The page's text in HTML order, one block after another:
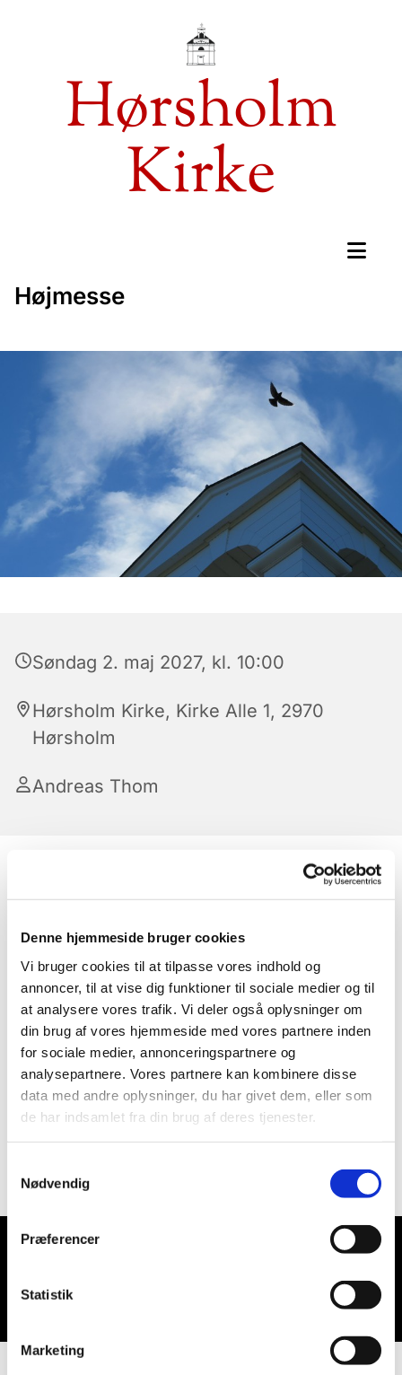
Denne hjemmeside bruger cookies
Vi bruger cookies til at tilpasse vores indhold og
annoncer, til at vise dig funktioner til sociale medier og til
at analysere vores trafik. Vi deler også oplysninger om
din brug af vores hjemmeside med vores partnere inden
for sociale medier, annonceringspartnere og
analysepartnere. Vores partnere kan kombinere disse
data med andre oplysninger, du har givet dem, eller som
de har indsamlet fra din brug af deres tjenester.
Nødvendig
Præferencer
Statistik
Marketing
Hørsholm
Kirke
Højmesse
Søndag 2. maj 2027, kl. 10:00
Hørsholm Kirke, Kirke Alle 1, 2970
Hørsholm
Andreas Thom
Du vil måske også kunne lide...